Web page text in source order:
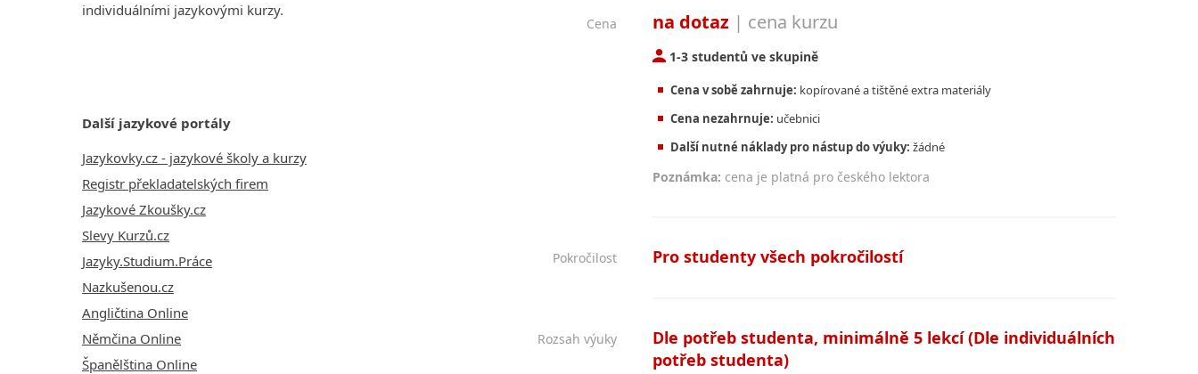
individuálními jazykovými kurzy.
Další jazykové portály
Jazykovky.cz - jazykové školy a kurzy
Registr překladatelských firem
Jazykové Zkoušky.cz
Slevy Kurzů.cz
Jazyky.Studium.Práce
Nazkušenou.cz
Angličtina Online
Němčina Online
Španělština Online
Cena na dotaz | cena kurzu
1-3 studentů ve skupině
Cena v sobě zahrnuje: kopírované a tištěné extra materiály
Cena nezahrnuje: učebnici
Další nutné náklady pro nástup do výuky: žádné
Poznámka: cena je platná pro českého lektora
Pokročilost Pro studenty všech pokročilostí
Rozsah výuky
Dle potřeb studenta, minimálně 5 lekcí (Dle individuálních
potřeb studenta)